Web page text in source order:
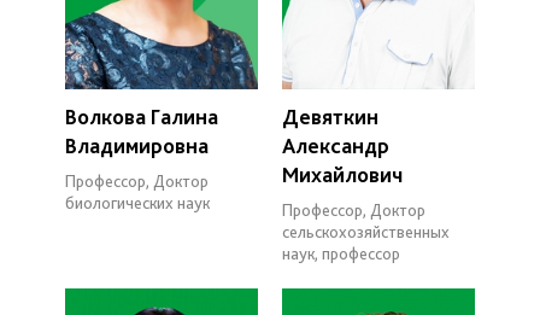
Волкова Галина
Владимировна
Профессор, Доктор
биологических наук
Девяткин
Александр
Михайлович
Профессор, Доктор
сельскохозяйственных
наук, профессор